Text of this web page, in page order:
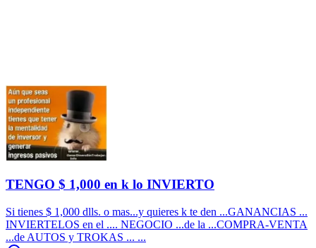
TENGO $ 1,000 en k lo INVIERTO
Si tienes $ 1,000 dlls. o mas...y quieres k te den ...GANANCIAS ...
INVIERTELOS en el .... NEGOCIO ...de la ...COMPRA-VENTA
...de AUTOS y TROKAS ... ...